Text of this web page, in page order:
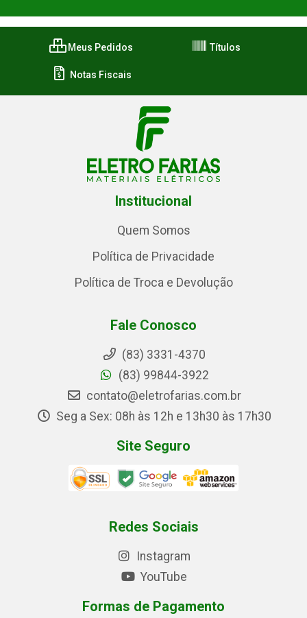
Meus Pedidos Títulos
Notas Fiscais
Institucional
Quem Somos
Política de Privacidade
Política de Troca e Devolução
Fale Conosco
(83) 3331-4370
(83) 99844-3922
contato@eletrofarias.com.br
Seg a Sex: 08h às 12h e 13h30 às 17h30
Site Seguro
Redes Sociais
Instagram
YouTube
Formas de Pagamento